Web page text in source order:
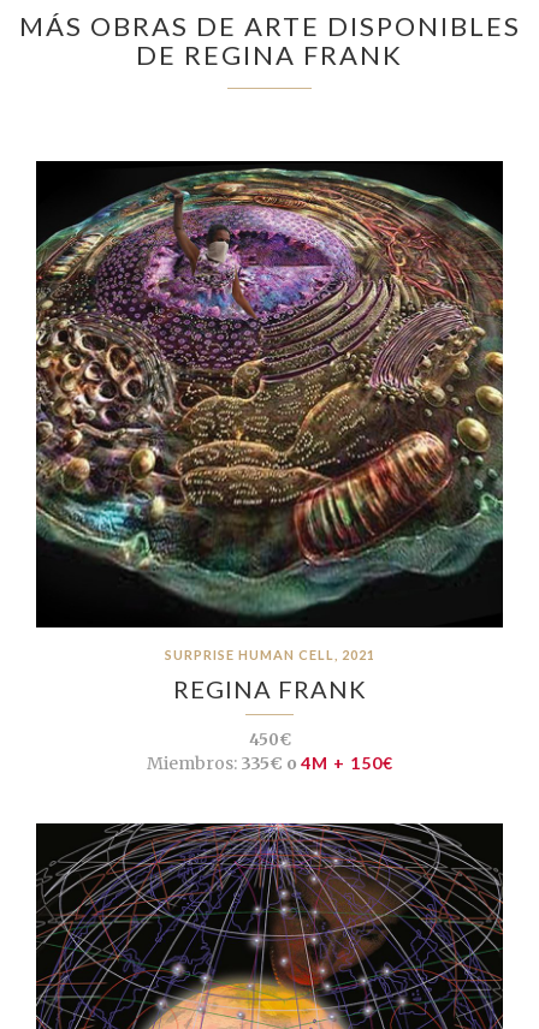
MÁS OBRAS DE ARTE DISPONIBLES
DE REGINA FRANK
SURPRISE HUMAN CELL, 2021
REGINA FRANK
450€
Miembros:335€ o 4M + 150€